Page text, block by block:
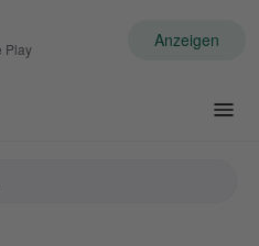
Play Anzeigen